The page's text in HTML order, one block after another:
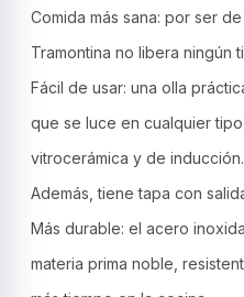
Comida más sana: por ser
Tramontina no libera ningún
Fácil de usar: una olla
que se luce en cualquier
vitrocerámica y de inducción.
Además, tiene tapa con
Más durable: el acero
materia prima noble,